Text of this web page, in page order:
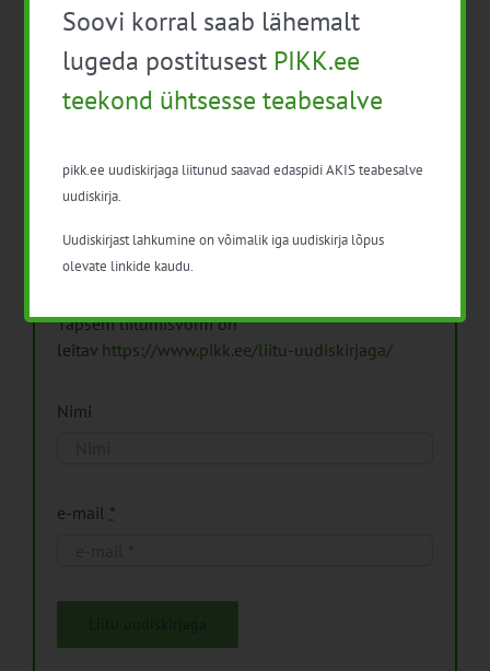
Pikk.ee uudiskirjaga liitumine.
Isikuandmeid töötleme vastavalt
Isikuandmete
Täpsem liitumisvorm on
leitav https://www.pikk.ee/liitu-uudiskirjaga/
Nimi
e-mail *
Soovi korral saab lähemalt
lugeda postitusest PIKK.ee
teekond ühtsesse teabesalve
pikk.ee uudiskirjaga liitunud saavad edaspidi AKIS teabesalve
uudiskirja.
Uudiskirjast lahkumine on võimalik iga uudiskirja lõpus
olevate linkide kaudu.